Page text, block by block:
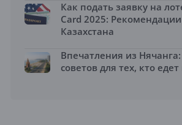
Как подать заявку на
Card 2025:
Казахстана
Впечатления из
советов для тех, кто